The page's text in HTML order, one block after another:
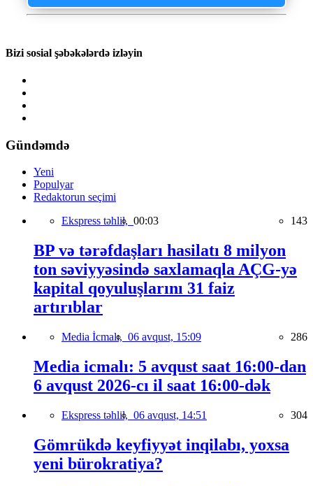
Bizi sosial şəbəkələrdə izləyin
Gündəmdə
Yeni
Populyar
Redaktorun seçimi
Ekspress təhlil, 00:03 143
BP və tərəfdaşları hasilatı 8 milyon
ton səviyyəsində saxlamaqla AÇG-yə
kapital qoyuluşlarını 31 faiz
artırıblar
Media İcmalı, 06 avqust, 15:09 286
Media icmalı: 5 avqust saat 16:00-dan
6 avqust 2026-cı il saat 16:00-dək
Ekspress təhlil, 06 avqust, 14:51 304
Gömrükdə keyfiyyət inqilabı, yoxsa
yeni bürokratiya?